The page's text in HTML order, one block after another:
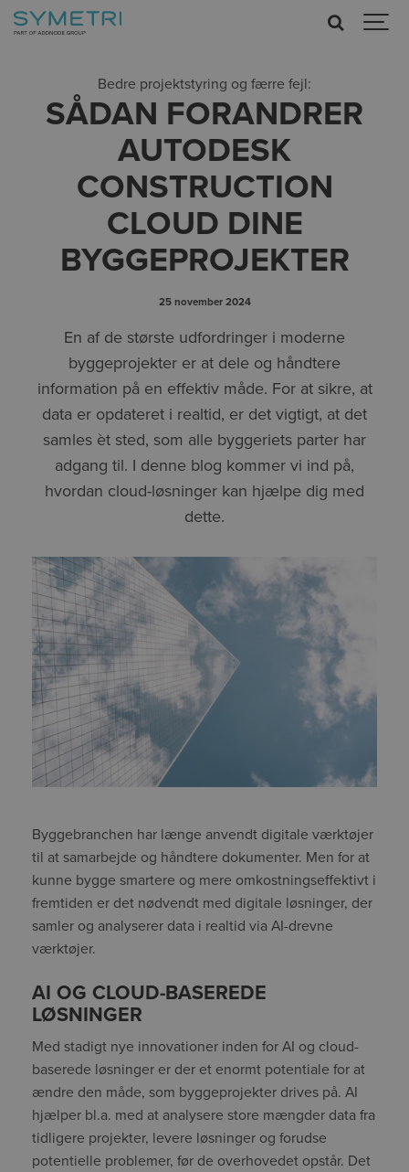
Bedre projektstyring og færre fejl:
SÅDAN FORANDRER
AUTODESK
CONSTRUCTION
CLOUD DINE
BYGGEPROJEKTER
25 november 2024
En af de største udfordringer i moderne
byggeprojekter er at dele og håndtere
information på en effektiv måde. For at sikre, at
data er opdateret i realtid, er det vigtigt, at det
samles èt sted, som alle byggeriets parter har
adgang til. I denne blog kommer vi ind på,
hvordan cloud-løsninger kan hjælpe dig med
dette.
Byggebranchen har længe anvendt digitale værktøjer
til at samarbejde og håndtere dokumenter. Men for at
kunne bygge smartere og mere omkostningseffektivt i
fremtiden er det nødvendt med digitale løsninger, der
samler og analyserer data i realtid via AI-drevne
værktøjer.
AI OG CLOUD-BASEREDE
LØSNINGER
Med stadigt nye innovationer inden for AI og cloud-
baserede løsninger er der et enormt potentiale for at
ændre den måde, som byggeprojekter drives på. AI
hjælper bl.a. med at analysere store mængder data fra
tidligere projekter, levere løsninger og forudse
potentielle problemer, før de overhovedet opstår. Det